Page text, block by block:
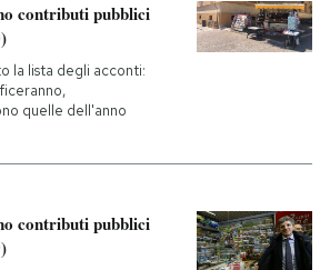
contributi pubblici
la lista degli acconti:
quelle dell'anno
contributi pubblici